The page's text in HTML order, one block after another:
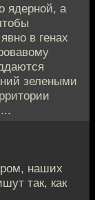
ядерной, а
в генах
зелеными
наших
так, как